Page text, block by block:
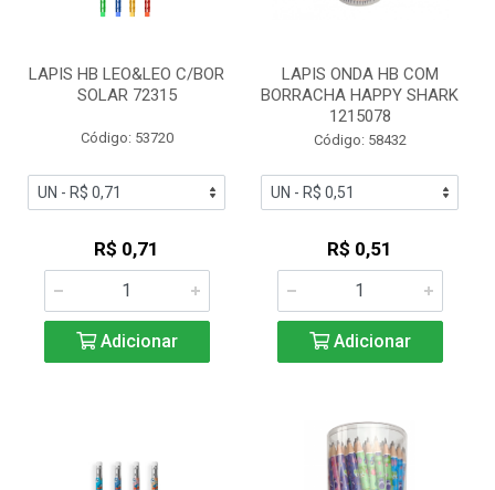
LAPIS HB LEO&LEO C/BOR
SOLAR 72315
Código: 53720
R$ 0,71
Adicionar
LAPIS ONDA HB COM
BORRACHA HAPPY SHARK
1215078
Código: 58432
R$ 0,51
Adicionar